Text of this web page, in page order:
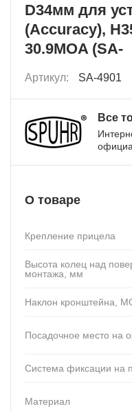
D34мм для
(Accuracy),
30.9MOA (SA-
Артикул: SA-4901
Все
О товаре
Крепление прицела
Высота колец над
монтажа, мм
Наклон кронштейна,
Посадочное место на
Система фиксации на
Материал